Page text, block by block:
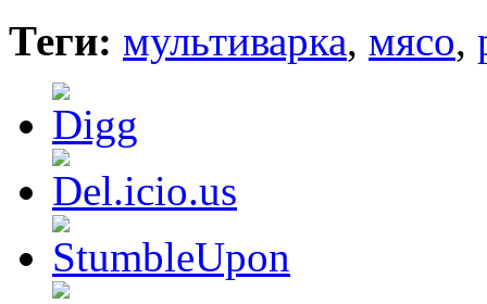
Теги: мультиварка, мясо,